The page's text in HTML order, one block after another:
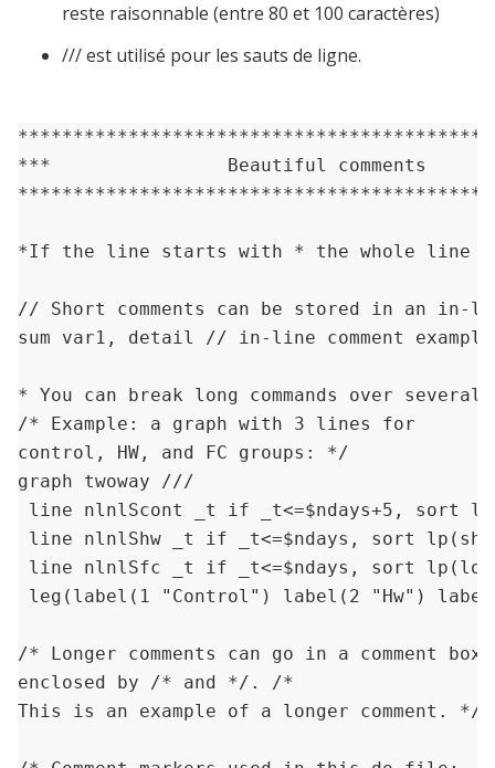
reste raisonnable (entre 80 et 100 caractères)
/// est utilisé pour les sauts de ligne.
***                Beautiful comments
*If the line starts with * the whole line is
// Short comments can be stored in an in-
sum var1, detail // in-line comment example
* You can break long commands over
/* Example: a graph with 3 lines for
control, HW, and FC groups: */
graph twoway ///
line nlnlScont _t if _t<=$ndays+5, sort
line nlnlShw _t if _t<=$ndays, sort
line nlnlSfc _t if _t<=$ndays, sort
leg(label(1 "Control") label(2 "Hw")
/* Longer comments can go in a comment
enclosed by /* and */. /*
This is an example of a longer comment. */